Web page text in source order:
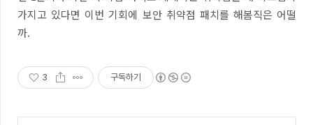
가지고 있다면 이번 기회에 보안 취약점 패치를 해봄직은 어떨
까.
3 구독하기